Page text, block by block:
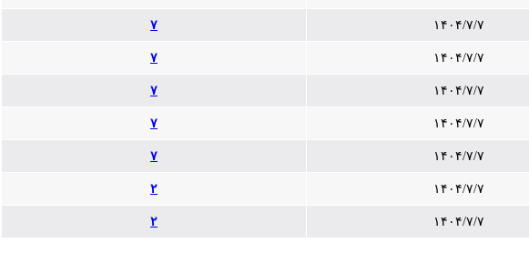
۱۴۰۴/۷/۷ ۷
۱۴۰۴/۷/۷ ۷
۱۴۰۴/۷/۷ ۷
۱۴۰۴/۷/۷ ۷
۱۴۰۴/۷/۷ ۷
۱۴۰۴/۷/۷ ۲
۱۴۰۴/۷/۷ ۲